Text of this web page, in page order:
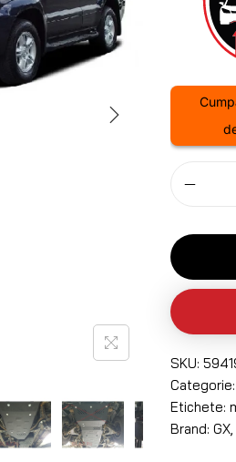
SKU:
Categorie:
Etichete:
Brand: GX,